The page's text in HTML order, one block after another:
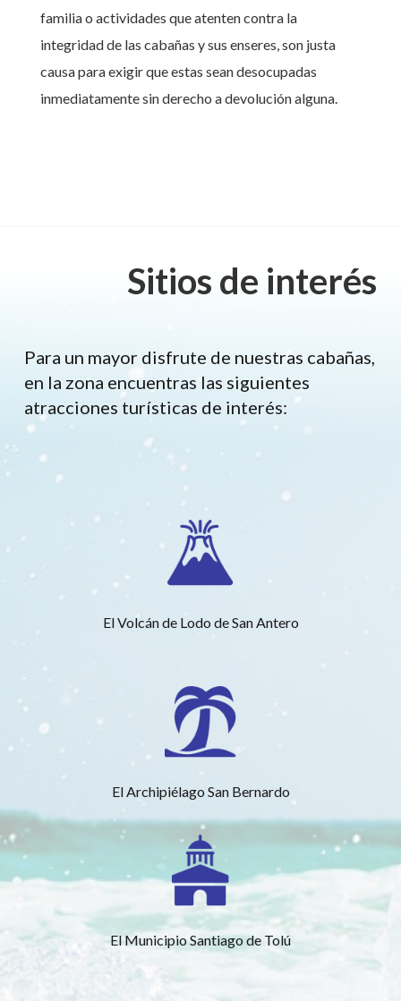
familia o actividades que atenten contra la
integridad de las cabañas y sus enseres, son justa
causa para exigir que estas sean desocupadas
inmediatamente sin derecho a devolución alguna.
Sitios de interés
Para un mayor disfrute de nuestras cabañas,
en la zona encuentras las siguientes
atracciones turísticas de interés:
El Volcán de Lodo de San Antero
El Archipiélago San Bernardo
El Municipio Santiago de Tolú